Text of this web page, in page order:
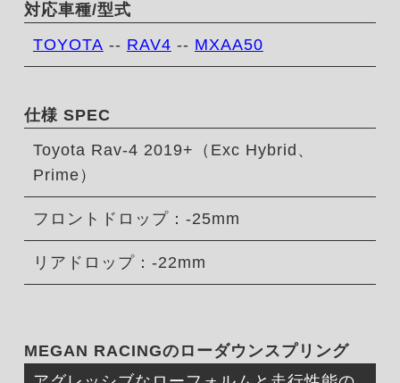
対応車種/型式
TOYOTA -- RAV4 -- MXAA50
仕様 SPEC
Toyota Rav-4 2019+（Exc Hybrid、
Prime）
フロントドロップ：-25mm
リアドロップ：-22mm
MEGAN RACINGのローダウンスプリング